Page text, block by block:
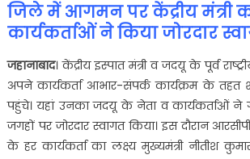
जिले में आगमन पर केंद्रीय मंत्री
कार्यकर्ताओं ने किया जोरदार
जहानाबाद। केंद्रीय इस्पात मंत्री व जदयू के पूर्व
अपने कार्यकर्ता आभार-संपर्क कार्यक्रम के तहत
पहुंचे। यहां उनका जदयू के नेता व कार्यकर्ताओं
जगहों पर जोरदार स्वागत किया। इस दौरान
के हर कार्यकर्ता का लक्ष्य मुख्यमंत्री नीतीश